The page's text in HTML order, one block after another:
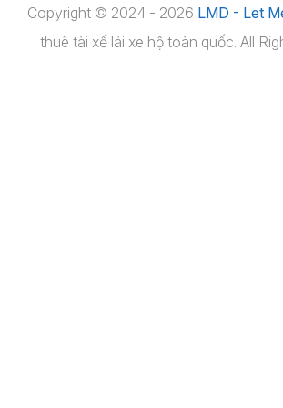
Copyright © 2024 - 2026 LMD - Let
thuê tài xế lái xe hộ toàn quốc. All